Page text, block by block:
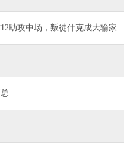
助攻中场，叛徒什克成大输家